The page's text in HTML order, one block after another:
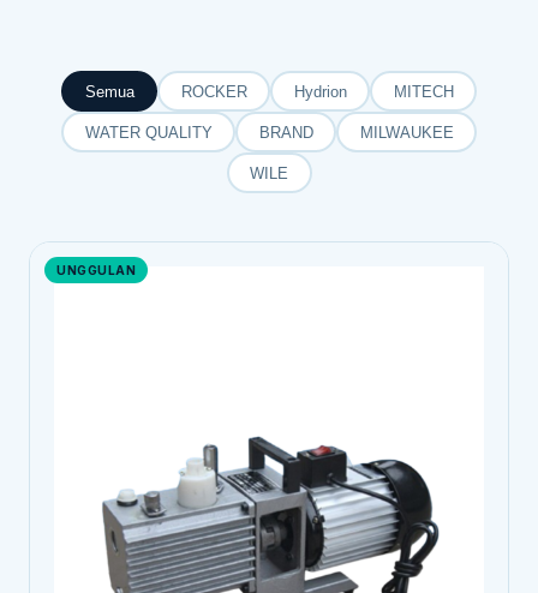
Semua ROCKER Hydrion MITECH
WATER QUALITY BRAND MILWAUKEE
WILE
UNGGULAN